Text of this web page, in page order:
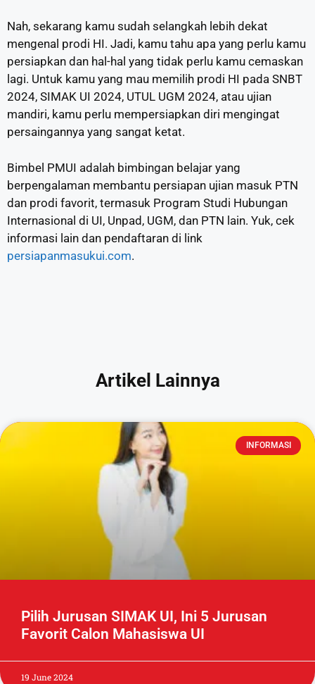
Nah, sekarang kamu sudah selangkah lebih dekat
mengenal prodi HI. Jadi, kamu tahu apa yang perlu kamu
persiapkan dan hal-hal yang tidak perlu kamu cemaskan
lagi. Untuk kamu yang mau memilih prodi HI pada SNBT
2024, SIMAK UI 2024, UTUL UGM 2024, atau ujian
mandiri, kamu perlu mempersiapkan diri mengingat
persaingannya yang sangat ketat.
Bimbel PMUI adalah bimbingan belajar yang
berpengalaman membantu persiapan ujian masuk PTN
dan prodi favorit, termasuk Program Studi Hubungan
Internasional di UI, Unpad, UGM, dan PTN lain. Yuk, cek
informasi lain dan pendaftaran di link
persiapanmasukui.com.
Artikel Lainnya
INFORMASI
Pilih Jurusan SIMAK UI, Ini 5 Jurusan
Favorit Calon Mahasiswa UI
19 June 2024